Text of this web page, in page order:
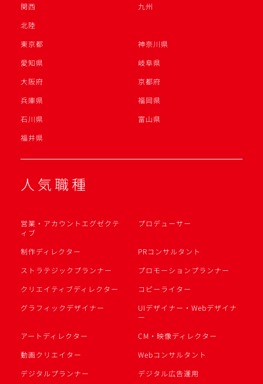
関西
九州
北陸
東京都
神奈川県
愛知県
岐阜県
大阪府
京都府
兵庫県
福岡県
石川県
富山県
福井県
人気職種
営業・アカウントエグゼクテ
ィブ
プロデューサー
制作ディレクター
PRコンサルタント
ストラテジックプランナー
プロモーションプランナー
クリエイティブディレクター
コピーライター
グラフィックデザイナー
UIデザイナー・Webデザイナ
ー
アートディレクター
CM・映像ディレクター
動画クリエイター
Webコンサルタント
デジタルプランナー
デジタル広告運用